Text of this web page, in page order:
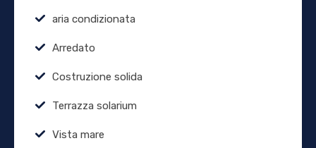
aria condizionata
Arredato
Costruzione solida
Terrazza solarium
Vista mare